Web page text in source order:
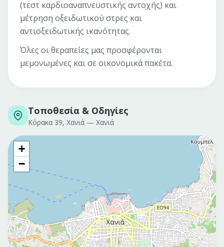
(τεστ καρδιοαναπνευστικής αντοχής) και
μέτρηση οξειδωτικού στρες και
αντιοξειδωτικής ικανότητας.
Όλες οι θεραπείες μας προσφέρονται
μεμονωμένες και σε οικονομικά πακέτα.
Τοποθεσία & Οδηγίες
Κόρακα 39, Χανιά — Χανιά
+
−